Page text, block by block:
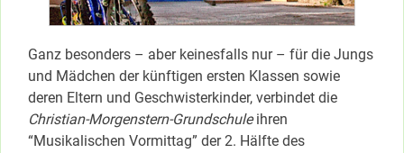
Ganz besonders – aber keinesfalls nur – für die Jungs
und Mädchen der künftigen ersten Klassen sowie
deren Eltern und Geschwisterkinder, verbindet die
Christian-Morgenstern-Grundschuleihren
“Musikalischen Vormittag” der 2. Hälfte des